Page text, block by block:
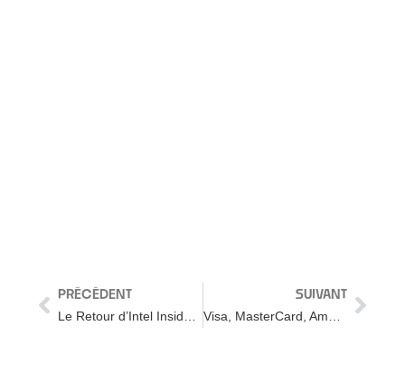
PRÉCÉDENT SUIVANT